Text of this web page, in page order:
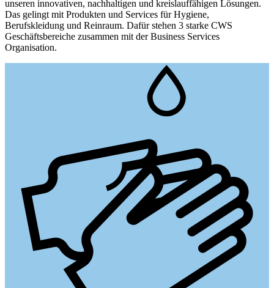
unseren innovativen, nachhaltigen und kreislauffähigen Lösungen.
Das gelingt mit Produkten und Services für Hygiene,
Berufskleidung und Reinraum. Dafür stehen 3 starke CWS
Geschäftsbereiche zusammen mit der Business Services
Organisation.